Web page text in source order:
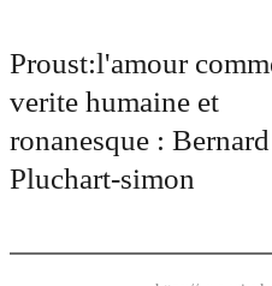
Proust:l'amour
verite humaine et
ronanesque : Bernard
Pluchart-simon